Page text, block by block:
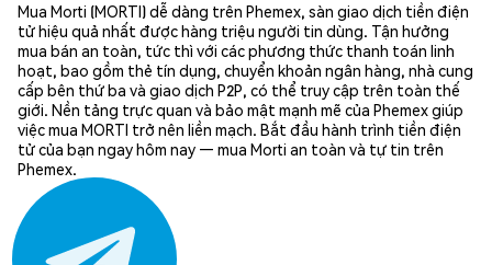
Mua Morti (MORTI) dễ dàng trên Phemex, sàn giao dịch tiền điện
tử hiệu quả nhất được hàng triệu người tin dùng. Tận hưởng
mua bán an toàn, tức thì với các phương thức thanh toán linh
hoạt, bao gồm thẻ tín dụng, chuyển khoản ngân hàng, nhà cung
cấp bên thứ ba và giao dịch P2P, có thể truy cập trên toàn thế
giới. Nền tảng trực quan và bảo mật mạnh mẽ của Phemex giúp
việc mua MORTI trở nên liền mạch. Bắt đầu hành trình tiền điện
tử của bạn ngay hôm nay — mua Morti an toàn và tự tin trên
Phemex.